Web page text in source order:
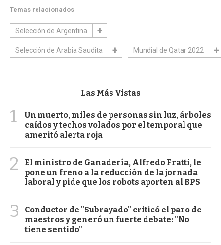
Temas relacionados
Selección de Argentina
Selección de Arabia Saudita Mundial de Qatar 2022
Las Más Vistas
1
Un muerto, miles de personas sin luz, árboles
caídos y techos volados por el temporal que
ameritó alerta roja
2
El ministro de Ganadería, Alfredo Fratti, le
pone un freno a la reducción de la jornada
laboral y pide que los robots aporten al BPS
3
Conductor de "Subrayado" criticó el paro de
maestros y generó un fuerte debate: "No
tiene sentido"